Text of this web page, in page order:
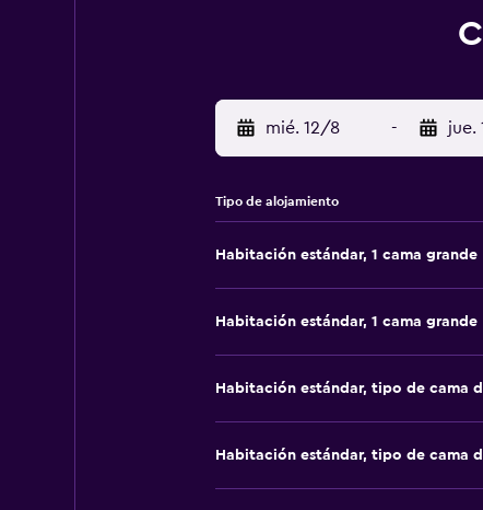
mié. 12/8 - jue.
Tipo de alojamiento
Habitación estándar, 1 cama grande
Habitación estándar, 1 cama grande
Habitación estándar, tipo de cama
Habitación estándar, tipo de cama